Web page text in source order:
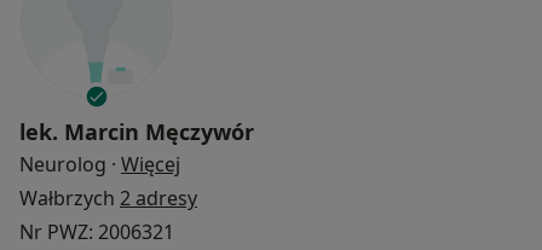
lek. Marcin Męczywór
Neurolog · Więcej
Wałbrzych 2 adresy
Nr PWZ: 2006321